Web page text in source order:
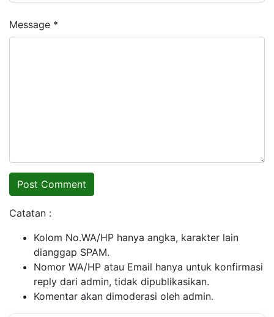
Message *
Catatan :
Kolom No.WA/HP hanya angka, karakter lain
dianggap SPAM.
Nomor WA/HP atau Email hanya untuk konfirmasi
reply dari admin, tidak dipublikasikan.
Komentar akan dimoderasi oleh admin.